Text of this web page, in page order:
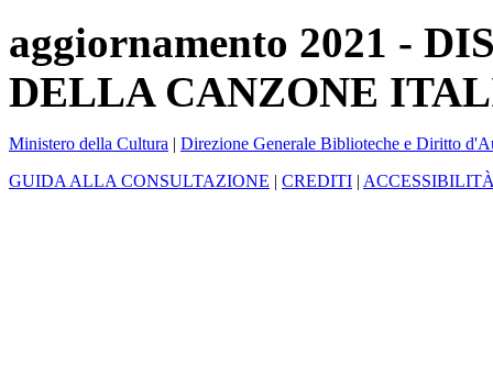
aggiornamento 2021 -
DELLA CANZONE
Ministero della Cultura | Direzione Generale Biblioteche e Diritto
GUIDA ALLA CONSULTAZIONE | CREDITI |